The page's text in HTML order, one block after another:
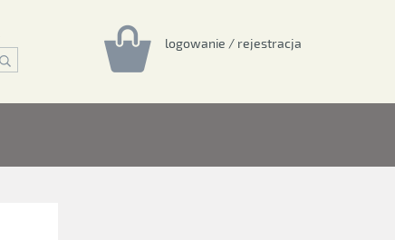
logowanie / rejestracja